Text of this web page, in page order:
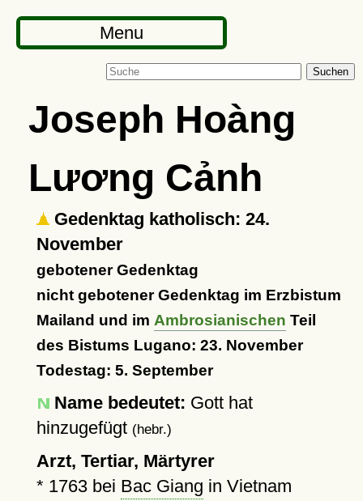
Menu
Suchen
Joseph Hoàng
Lương Cảnh
Gedenktag katholisch: 24.
November
gebotener Gedenktag
nicht gebotener Gedenktag im Erzbistum
Mailand und im Ambrosianischen Teil
des Bistums Lugano: 23. November
Todestag: 5. September
Name bedeutet: Gott hat
hinzugefügt (hebr.)
Arzt, Tertiar, Märtyrer
* 1763bei Bac Giang in Vietnam